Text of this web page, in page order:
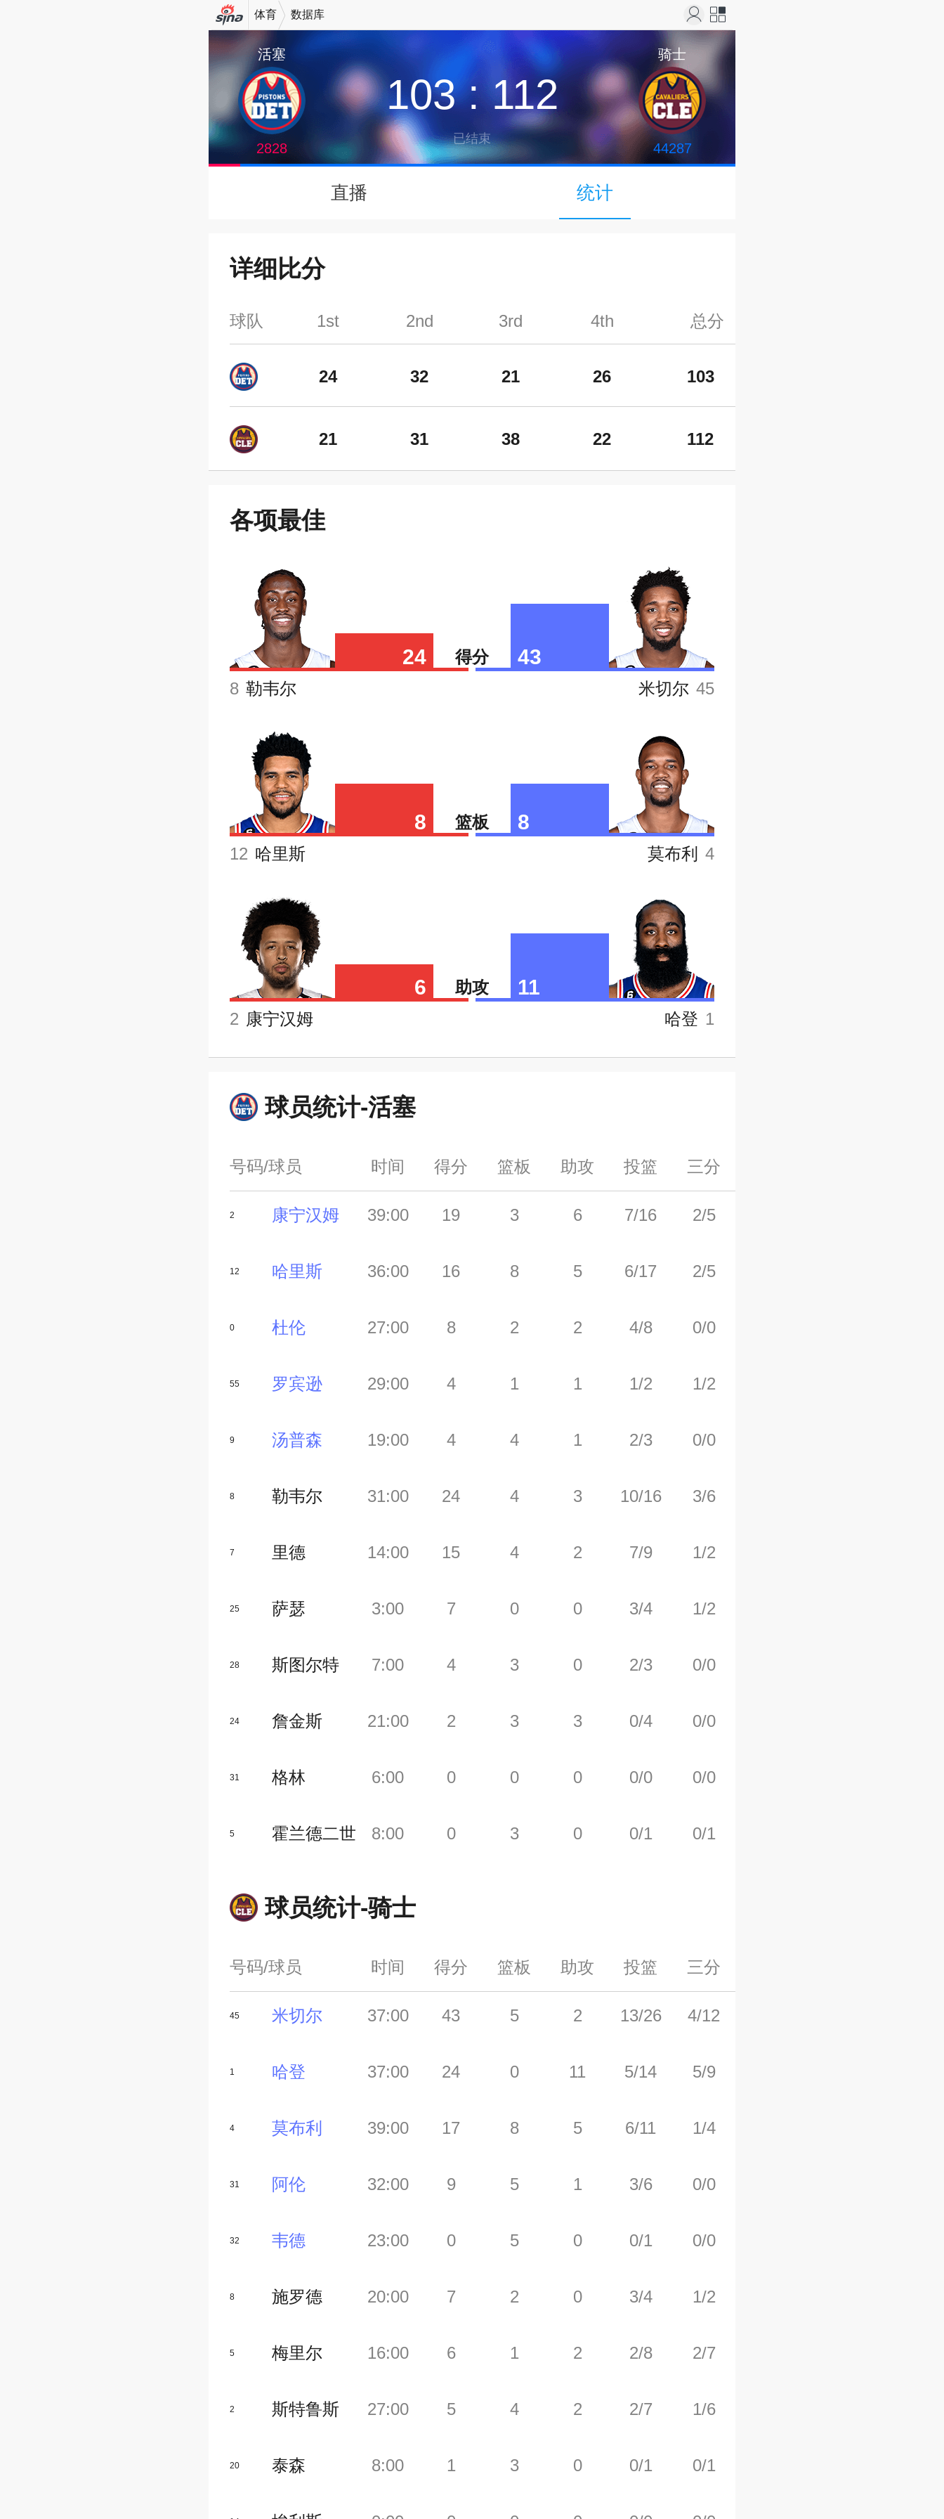
机新浪
网
站导
体育 数据库
活塞
2828
骑士
44287
103 : 112
已结束
直播 统计
详细比分
球队 1st
24
21
2nd
32
31
3rd
21
38
4th
26
22
总分
103
112
各项最佳
24
8 勒韦尔
得分 43
米切尔 45
8
12 哈里斯
篮板 8
莫布利 4
6
2 康宁汉姆
助攻 11
哈登 1
球员统计-活塞
号码/球员
2 康宁汉姆
12 哈里斯
0 杜伦
55 罗宾逊
9 汤普森
8 勒韦尔
7 里德
25 萨瑟
28 斯图尔特
24 詹金斯
31 格林
5 霍兰德二世
时间
39:00
36:00
27:00
29:00
19:00
31:00
14:00
3:00
7:00
21:00
6:00
8:00
得分
19
16
8
4
4
24
15
7
4
2
0
0
篮板
3
8
2
1
4
4
4
0
3
3
0
3
助攻
6
5
2
1
1
3
2
0
0
3
0
0
投篮
7/16
6/17
4/8
1/2
2/3
10/16
7/9
3/4
2/3
0/4
0/0
0/1
三分
2/5
2/5
0/0
1/2
0/0
3/6
1/2
1/2
0/0
0/0
0/0
0/1
球员统计-骑士
号码/球员
45 米切尔
1 哈登
4 莫布利
31 阿伦
32 韦德
8 施罗德
5 梅里尔
2 斯特鲁斯
20 泰森
时间
37:00
37:00
39:00
32:00
23:00
20:00
16:00
27:00
8:00
得分
43
24
17
9
0
7
6
5
1
篮板
5
0
8
5
5
2
1
4
3
助攻
2
11
5
1
0
0
2
2
0
投篮
13/26
5/14
6/11
3/6
0/1
3/4
2/8
2/7
0/1
三分
4/12
5/9
1/4
0/0
0/0
1/2
2/7
1/6
0/1